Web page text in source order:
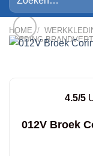
naar:
HOME /
4.5/5
012V Broek